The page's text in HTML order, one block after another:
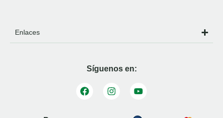
Enlaces
Síguenos en: